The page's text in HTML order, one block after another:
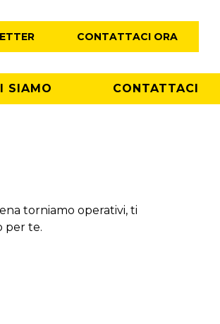
CONTATTACI ORA
SIAMO CONTATTACI
torniamo operativi, ti
per te.